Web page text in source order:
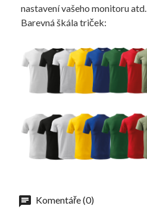
nastavení vašeho monitoru atd.
Barevná škála triček:
Komentáře (0)